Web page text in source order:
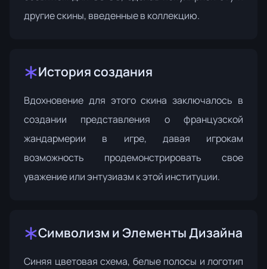
другие скины, введенные в коллекцию.
История создания
Вдохновение для этого скина заключалось в
создании представления о французской
жандармерии в игре, давая игрокам
возможность продемонстрировать свое
уважение или энтузиазм к этой институции.
Символизм и Элементы Дизайна
Синяя цветовая схема, белые полосы и логотип